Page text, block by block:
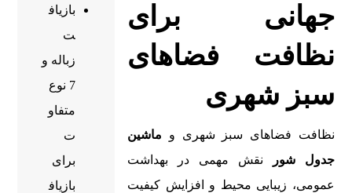
جهانی برای
نظافت فضاهای
سبز شهری
نظافت فضاهای سبز شهری و ماشین
جدول شور
نقش مهمی در بهداشت
عمومی، زیبایی محیط و افزایش کیفیت
بازیاف
ت
زباله و
7 نوع
متفاو
ت
برای
بازیاف